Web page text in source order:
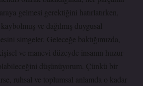
gelmesi gerektiğini hatırlatırken,
ve dağılmış duygusal
simgeler. Geleceğe baktığımızda,
ve manevi düzeyde insanın huzur
düşünüyorum. Çünkü bir
ruhsal ve toplumsal anlamda o kadar